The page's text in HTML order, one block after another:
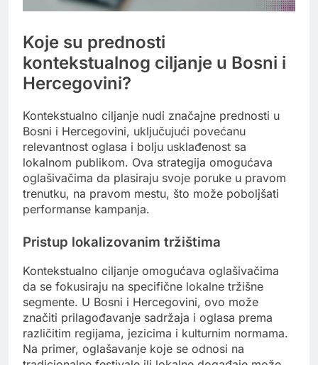
Koje su prednosti
kontekstualnog ciljanje u Bosni i
Hercegovini?
Kontekstualno ciljanje nudi značajne prednosti u
Bosni i Hercegovini, uključujući povećanu
relevantnost oglasa i bolju usklađenost sa
lokalnom publikom. Ova strategija omogućava
oglašivačima da plasiraju svoje poruke u pravom
trenutku, na pravom mestu, što može poboljšati
performanse kampanja.
Pristup lokalizovanim tržištima
Kontekstualno ciljanje omogućava oglašivačima
da se fokusiraju na specifične lokalne tržišne
segmente. U Bosni i Hercegovini, ovo može
značiti prilagođavanje sadržaja i oglasa prema
različitim regijama, jezicima i kulturnim normama.
Na primer, oglašavanje koje se odnosi na